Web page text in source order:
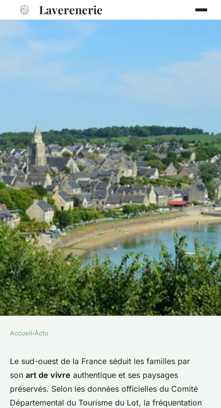
Laverenerie
Découvrez le village vacances
calme du sud-ouest : les
hirondelles
Accueil›Actu
Le sud-ouest de la France séduit les familles par
son art de vivre authentique et ses paysages
préservés. Selon les données officielles du Comité
Départemental du Tourisme du Lot, la fréquentation